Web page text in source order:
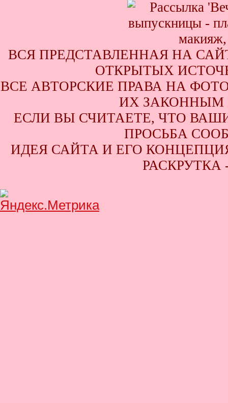
ВСЯ ПРЕДСТАВЛЕННАЯ НА
ОТКРЫТЫХ
ВСЕ АВТОРСКИЕ ПРАВА НА
ИХ ЗАКОННЫМ
ЕСЛИ ВЫ СЧИТАЕТЕ, ЧТО
ПРОСЬБА
ИДЕЯ САЙТА И ЕГО КОНЦЕПЦИЯ
РАСКРУТКА -